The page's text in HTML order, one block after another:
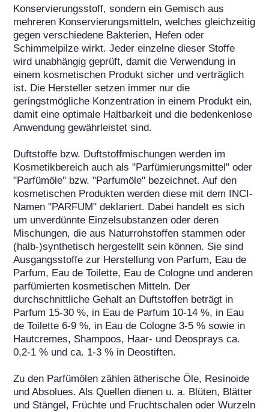
Konservierungsstoff, sondern ein Gemisch aus
mehreren Konservierungsmitteln, welches gleichzeitig
gegen verschiedene Bakterien, Hefen oder
Schimmelpilze wirkt. Jeder einzelne dieser Stoffe
wird unabhängig geprüft, damit die Verwendung in
einem kosmetischen Produkt sicher und verträglich
ist. Die Hersteller setzen immer nur die
geringstmögliche Konzentration in einem Produkt ein,
damit eine optimale Haltbarkeit und die bedenkenlose
Anwendung gewährleistet sind.
Duftstoffe bzw. Duftstoffmischungen werden im
Kosmetikbereich auch als "Parfümierungsmittel" oder
"Parfümöle" bzw. "Parfumöle" bezeichnet. Auf den
kosmetischen Produkten werden diese mit dem INCI-
Namen "PARFUM" deklariert. Dabei handelt es sich
um unverdünnte Einzelsubstanzen oder deren
Mischungen, die aus Naturrohstoffen stammen oder
(halb-)synthetisch hergestellt sein können. Sie sind
Ausgangsstoffe zur Herstellung von Parfum, Eau de
Parfum, Eau de Toilette, Eau de Cologne und anderen
parfümierten kosmetischen Mitteln. Der
durchschnittliche Gehalt an Duftstoffen beträgt in
Parfum 15-30 %, in Eau de Parfum 10-14 %, in Eau
de Toilette 6-9 %, in Eau de Cologne 3-5 % sowie in
Hautcremes, Shampoos, Haar- und Deosprays ca.
0,2-1 % und ca. 1-3 % in Deostiften.
Zu den Parfümölen zählen ätherische Öle, Resinoide
und Absolues. Als Quellen dienen u. a. Blüten, Blätter
und Stängel, Früchte und Fruchtschalen oder Wurzeln